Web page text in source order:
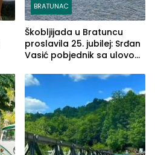
BRATUNAC
Škobljijada u Bratuncu
proslavila 25. jubilej: Srđan
Vasić pobjednik sa ulovom